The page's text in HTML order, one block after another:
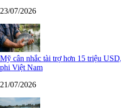
23/07/2026
Mỹ cân nhắc tài trợ hơn 15 triệu
phi Việt Nam
21/07/2026